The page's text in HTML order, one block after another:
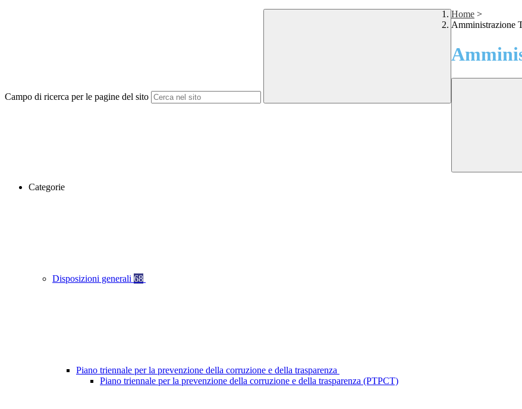
Campo di ricerca per le pagine del sito
Home >
Amministrazione
Categorie
Disposizioni generali 68
Piano triennale per la prevenzione della corruzione e della trasparenza
Piano triennale per la prevenzione della corruzione e della trasparenza (PTPCT)